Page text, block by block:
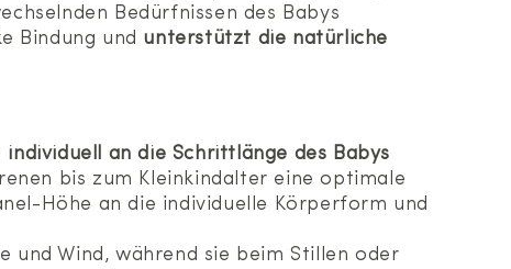
Bedürfnissen des Babys
Bindung und unterstützt die natürliche
individuell an die Schrittlänge des Babys
bis zum Kleinkindalter eine optimale
Höhe an die individuelle Körperform und
und Wind, während sie beim Stillen oder